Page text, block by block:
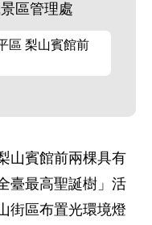
區管理處
區 梨山賓館前
山賓館前兩棵具有
臺最高聖誕樹」活
街區布置光環境燈